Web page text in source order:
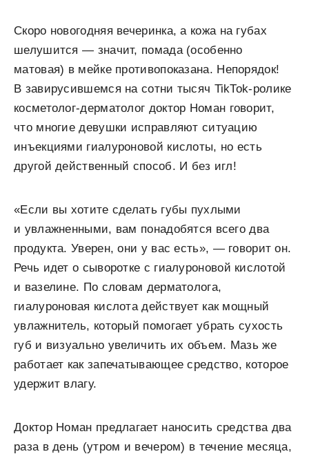
Скоро новогодняя вечеринка, а кожа на губах
шелушится — значит, помада (особенно
матовая) в мейке противопоказана. Непорядок!
В завирусившемся на сотни тысяч TikTok-ролике
косметолог-дерматолог доктор Номан говорит,
что многие девушки исправляют ситуацию
инъекциями гиалуроновой кислоты, но есть
другой действенный способ. И без игл!
«Если вы хотите сделать губы пухлыми
и увлажненными, вам понадобятся всего два
продукта. Уверен, они у вас есть», — говорит он.
Речь идет о сыворотке с гиалуроновой кислотой
и вазелине. По словам дерматолога,
гиалуроновая кислота действует как мощный
увлажнитель, который помогает убрать сухость
губ и визуально увеличить их объем. Мазь же
работает как запечатывающее средство, которое
удержит влагу.
Доктор Номан предлагает наносить средства два
раза в день (утром и вечером) в течение месяца,